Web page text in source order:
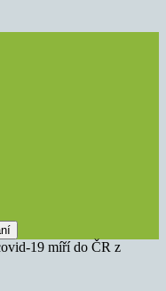
19 míří do ČR z